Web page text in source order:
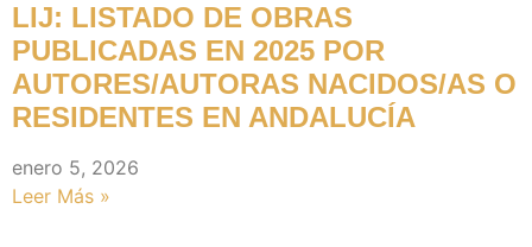
LIJ: LISTADO DE OBRAS
PUBLICADAS EN 2025 POR
AUTORES/AUTORAS NACIDOS/AS O
RESIDENTES EN ANDALUCÍA
enero 5, 2026
Leer Más »